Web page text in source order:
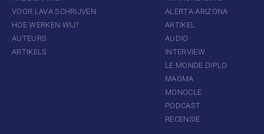
VOOR LAVA SCHRIJVEN
HOE WERKEN WIJ?
AUTEURS
ARTIKELS
ALERTA ARIZONA
ARTIKEL
AUDIO
INTERVIEW
LE MONDE DIPLO
MAGMA
MONOCLE
PODCAST
RECENSIE